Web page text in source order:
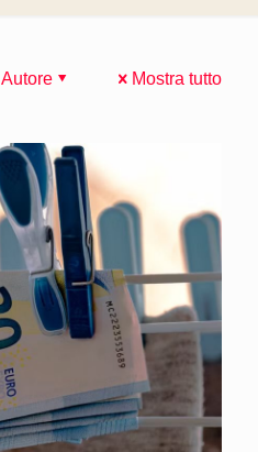
Autore Mostra tutto